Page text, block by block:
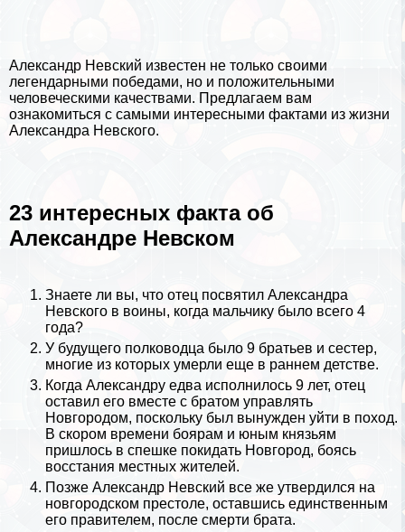
Александр Невский известен не только своими
легендарными победами, но и положительными
человеческими качествами. Предлагаем вам
ознакомиться с самыми интересными фактами из жизни
Александра Невского.
23 интересных факта об
Александре Невском
Знаете ли вы, что отец посвятил Александра
Невского в воины, когда мальчику было всего 4
года?
У будущего полководца было 9 братьев и сестер,
многие из которых умерли еще в раннем детстве.
Когда Александру едва исполнилось 9 лет, отец
оставил его вместе с братом управлять
Новгородом, поскольку был вынужден уйти в поход.
В скором времени боярам и юным князьям
пришлось в спешке покидать Новгород, боясь
восстания местных жителей.
Позже Александр Невский все же утвердился на
новгородском престоле, оставшись единственным
его правителем, после cмepти брата.